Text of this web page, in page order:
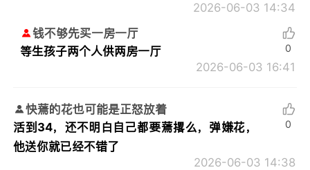
2026-06-03 14:34
钱不够先买一房一厅
等生孩子两个人供两房一厅
2026-06-03 16:41
0
快蔫的花也可能是正怒放着
活到34，还不明白自己都要蔫撂么，弹嫌花，
他送你就已经不错了
2026-06-03 14:38
0